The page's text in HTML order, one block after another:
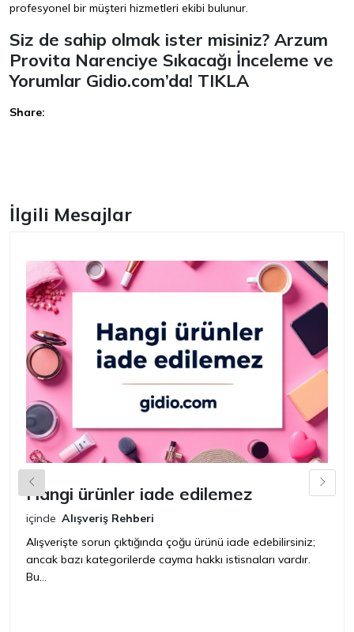
profesyonel bir müşteri hizmetleri ekibi bulunur.
Siz de sahip olmak ister misiniz? Arzum
Provita Narenciye Sıkacağı İnceleme ve
Yorumlar Gidio.com’da! TIKLA
Share:
İlgili Mesajlar
Hangi ürünler iade edilemez
içinde Alışveriş Rehberi
Alışverişte sorun çıktığında çoğu ürünü iade edebilirsiniz;
ancak bazı kategorilerde cayma hakkı istisnaları vardır.
Bu...